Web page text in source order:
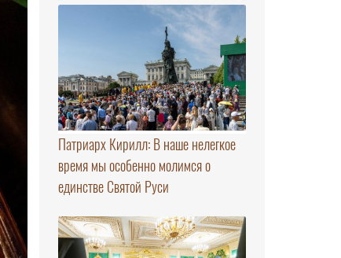
Патриарх Кирилл: В наше нелегкое
время мы особенно молимся о
единстве Святой Руси